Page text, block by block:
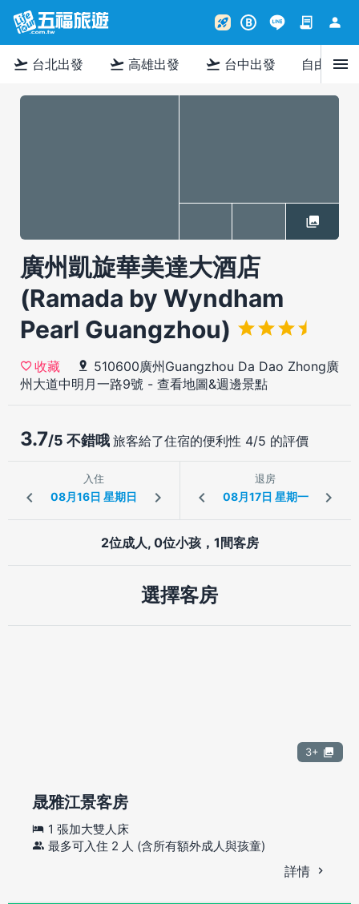
rocket_launch B contract person
flight_takeoff 台北出發 flight_takeoff 高雄出發 flight_takeoff 台中出發 自由行menu
廣州凱旋華美達大酒店
(Ramada by Wyndham
Pearl Guangzhou)
收藏
510600廣州Guangzhou Da Dao Zhong廣
州大道中明月一路9號 - 查看地圖&週邊景點
3.7/5 不錯哦 旅客給了住宿的便利性 4/5 的評價
入住 退房
2位成人, 0位小孩，1間客房
選擇客房
3+
晟雅江景客房
1 張加大雙人床
最多可入住 2 人 (含所有額外成人與孩童)
詳情